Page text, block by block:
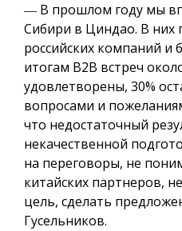
― В прошлом году мы
Сибири в Циндао. В них
российских компаний и
итогам B2B встреч
удовлетворены, 30%
вопросами и
что недостаточный
некачественной
на переговоры, не
китайских партнеров,
цель, сделать
Гусельников.